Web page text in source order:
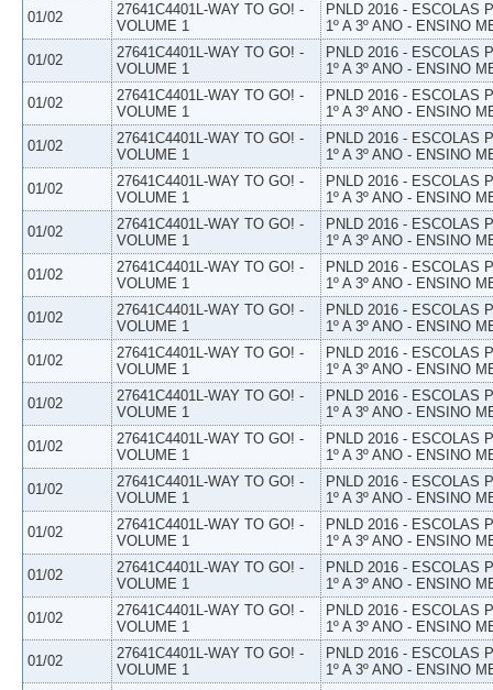
01/02
27641C4401L-WAY TO GO! -
VOLUME 1
PNLD 2016 - ESCOLAS
1º A 3º ANO - ENSINO
01/02
27641C4401L-WAY TO GO! -
VOLUME 1
PNLD 2016 - ESCOLAS
1º A 3º ANO - ENSINO
01/02
27641C4401L-WAY TO GO! -
VOLUME 1
PNLD 2016 - ESCOLAS
1º A 3º ANO - ENSINO
01/02
27641C4401L-WAY TO GO! -
VOLUME 1
PNLD 2016 - ESCOLAS
1º A 3º ANO - ENSINO
01/02
27641C4401L-WAY TO GO! -
VOLUME 1
PNLD 2016 - ESCOLAS
1º A 3º ANO - ENSINO
01/02
27641C4401L-WAY TO GO! -
VOLUME 1
PNLD 2016 - ESCOLAS
1º A 3º ANO - ENSINO
01/02
27641C4401L-WAY TO GO! -
VOLUME 1
PNLD 2016 - ESCOLAS
1º A 3º ANO - ENSINO
01/02
27641C4401L-WAY TO GO! -
VOLUME 1
PNLD 2016 - ESCOLAS
1º A 3º ANO - ENSINO
01/02
27641C4401L-WAY TO GO! -
VOLUME 1
PNLD 2016 - ESCOLAS
1º A 3º ANO - ENSINO
01/02
27641C4401L-WAY TO GO! -
VOLUME 1
PNLD 2016 - ESCOLAS
1º A 3º ANO - ENSINO
01/02
27641C4401L-WAY TO GO! -
VOLUME 1
PNLD 2016 - ESCOLAS
1º A 3º ANO - ENSINO
01/02
27641C4401L-WAY TO GO! -
VOLUME 1
PNLD 2016 - ESCOLAS
1º A 3º ANO - ENSINO
01/02
27641C4401L-WAY TO GO! -
VOLUME 1
PNLD 2016 - ESCOLAS
1º A 3º ANO - ENSINO
01/02
27641C4401L-WAY TO GO! -
VOLUME 1
PNLD 2016 - ESCOLAS
1º A 3º ANO - ENSINO
01/02
27641C4401L-WAY TO GO! -
VOLUME 1
PNLD 2016 - ESCOLAS
1º A 3º ANO - ENSINO
01/02
27641C4401L-WAY TO GO! -
VOLUME 1
PNLD 2016 - ESCOLAS
1º A 3º ANO - ENSINO